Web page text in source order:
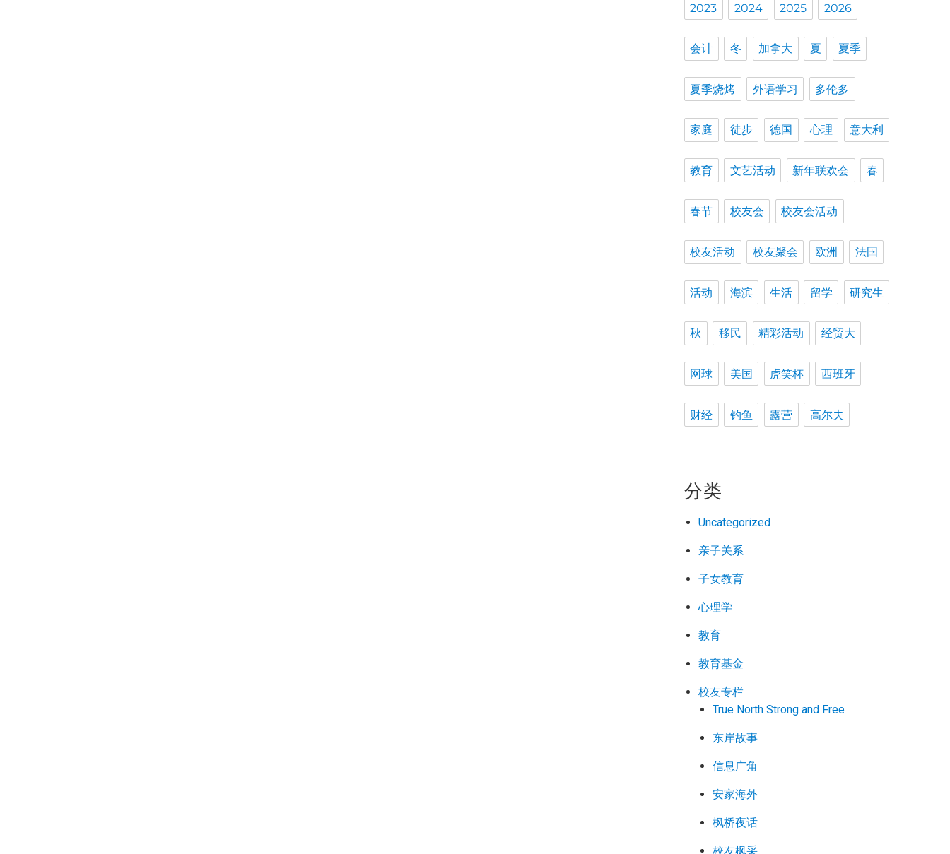
2023 2024 2025 2026
会计 冬 加拿大 夏 夏季
夏季烧烤 外语学习 多伦多
家庭 徒步 德国 心理 意大利
教育 文艺活动 新年联欢会 春
春节 校友会 校友会活动
校友活动 校友聚会 欧洲 法国
活动 海滨 生活 留学 研究生
秋 移民 精彩活动 经贸大
网球 美国 虎笑杯 西班牙
财经 钓鱼 露营 高尔夫
分类
Uncategorized
亲子关系
子女教育
心理学
教育
教育基金
校友专栏
True North Strong and Free
东岸故事
信息广角
安家海外
枫桥夜话
校友枫采